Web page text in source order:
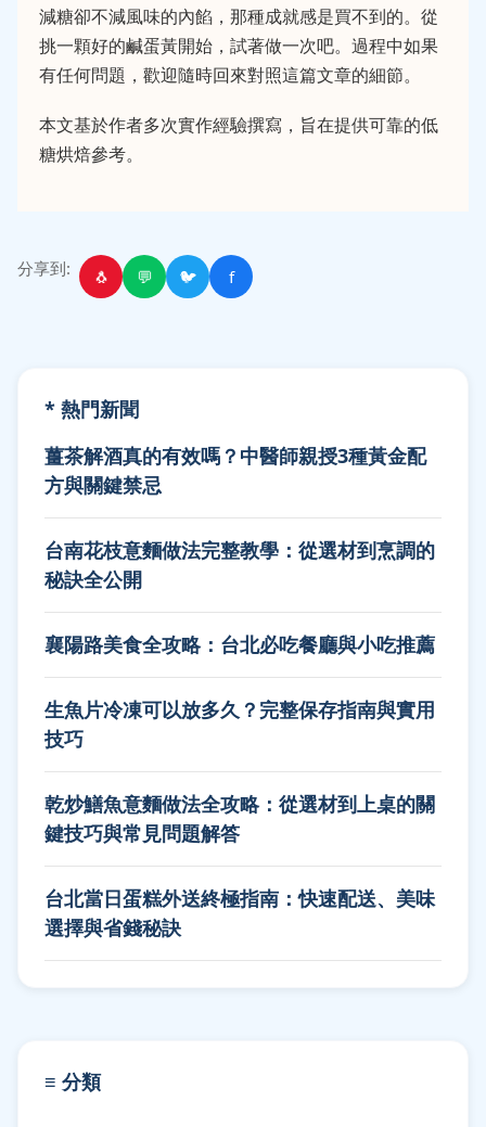
減糖卻不減風味的內餡，那種成就感是買不到的。從
挑一顆好的鹹蛋黃開始，試著做一次吧。過程中如果
有任何問題，歡迎隨時回來對照這篇文章的細節。
本文基於作者多次實作經驗撰寫，旨在提供可靠的低
糖烘焙參考。
分享到: 🐧 💬 🐦 f
* 熱門新聞
薑茶解酒真的有效嗎？中醫師親授3種黃金配
方與關鍵禁忌
台南花枝意麵做法完整教學：從選材到烹調的
秘訣全公開
襄陽路美食全攻略：台北必吃餐廳與小吃推薦
生魚片冷凍可以放多久？完整保存指南與實用
技巧
乾炒鱔魚意麵做法全攻略：從選材到上桌的關
鍵技巧與常見問題解答
台北當日蛋糕外送終極指南：快速配送、美味
選擇與省錢秘訣
≡ 分類